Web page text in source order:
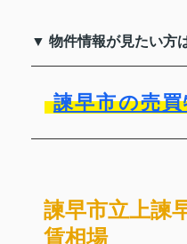
▼ 物件情報が見たい方
諫早市の売
諫早市立上諫
賃相場